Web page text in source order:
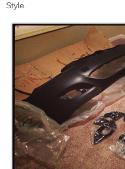
Style.